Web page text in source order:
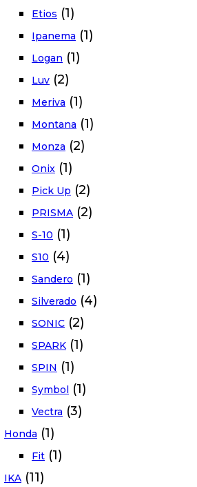
Etios (1)
Ipanema (1)
Logan (1)
Luv (2)
Meriva (1)
Montana (1)
Monza (2)
Onix (1)
Pick Up (2)
PRISMA (2)
S-10 (1)
S10 (4)
Sandero (1)
Silverado (4)
SONIC (2)
SPARK (1)
SPIN (1)
Symbol (1)
Vectra (3)
Honda (1)
Fit (1)
IKA (11)